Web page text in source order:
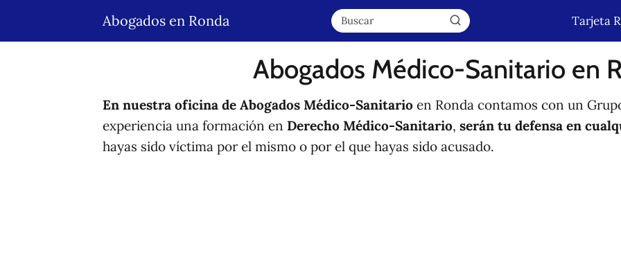
Abogados en Ronda Tarjeta
Abogados Médico-Sanitario en
En nuestra oficina de Abogados Médico-Sanitario en Ronda contamos con un
experiencia una formación en Derecho Médico-Sanitario, serán tu defensa en
hayas sido víctima por el mismo o por el que hayas sido acusado.